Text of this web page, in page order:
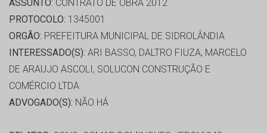
ASSUNTO: CONTRATO DE OBRA 2012
PROTOCOLO: 1345001
ORGÃO: PREFEITURA MUNICIPAL DE SIDROLÂNDIA
INTERESSADO(S): ARI BASSO, DALTRO FIUZA, MARCELO
DE ARAUJO ASCOLI, SOLUCON CONSTRUÇÃO E
COMÉRCIO LTDA
ADVOGADO(S): NÃO HÁ